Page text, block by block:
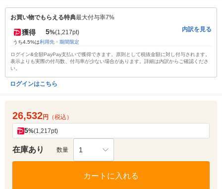
お買い物でもらえる特典最大付与率7%
獲得 5%(1,217pt)
うち4.5%は利用先・期間限定
内訳を見る
ログイン&全額PayPay支払いで獲得できます。原則として税抜金額に対し付与されます。
表示よりも実際の付与数、付与率が少ない場合があります。詳細は内訳からご確認くださ
い。
ログインはこちら
26,532円 （税込）
5%(1,217pt)
在庫あり 数量 1
カートに入れる